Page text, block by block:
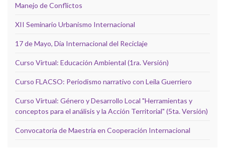
Manejo de Conflictos
XII Seminario Urbanismo Internacional
17 de Mayo, Día Internacional del Reciclaje
Curso Virtual: Educación Ambiental (1ra. Versión)
Curso FLACSO: Periodismo narrativo con Leila Guerriero
Curso Virtual: Género y Desarrollo Local "Herramientas y
conceptos para el análisis y la Acción Territorial" (5ta. Versión)
Convocatoria de Maestría en Cooperación Internacional